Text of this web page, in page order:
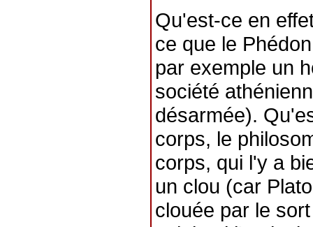
Qu'est-ce en
ce que le
par exemple un
société
désarmée).
corps, le
corps, qui l'y a
un clou (car
clouée par le